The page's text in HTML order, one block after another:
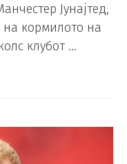
Јунајтед,
на кормилото на
клубот …